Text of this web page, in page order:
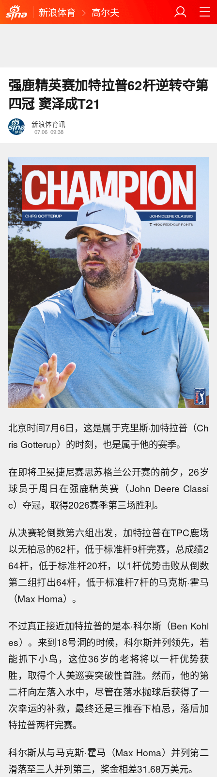
新浪体育 高尔夫
强鹿精英赛加特拉普62杆逆转夺第
四冠 窦泽成T21
新浪体育讯
07.06 09:38
北京时间7月6日，这是属于克里斯·加特拉普（Ch
ris Gotterup）的时刻，也是属于他的赛季。
在即将卫冕捷尼赛思苏格兰公开赛的前夕，26岁
球员于周日在强鹿精英赛（John Deere Classi
c）夺冠，取得2026赛季第三场胜利。
从决赛轮倒数第六组出发，加特拉普在TPC鹿场
以无柏忌的62杆，低于标准杆9杆完赛，总成绩2
64杆，低于标准杆20杆，以1杆优势击败从倒数
第二组打出64杆，低于标准杆7杆的马克斯·霍马
（Max Homa）。
不过真正接近加特拉普的是本·科尔斯（Ben Kohl
es）。来到18号洞的时候，科尔斯并列领先，若
能抓下小鸟，这位36岁的老将将以一杆优势获
胜，取得个人美巡赛突破性首胜。然而，他的第
二杆向左落入水中，尽管在落水抛球后获得了一
次幸运的补救，最终还是三推吞下柏忌，落后加
特拉普两杆完赛。
科尔斯从与马克斯·霍马（Max Homa）并列第二
滑落至三人并列第三，奖金相差31.68万美元。